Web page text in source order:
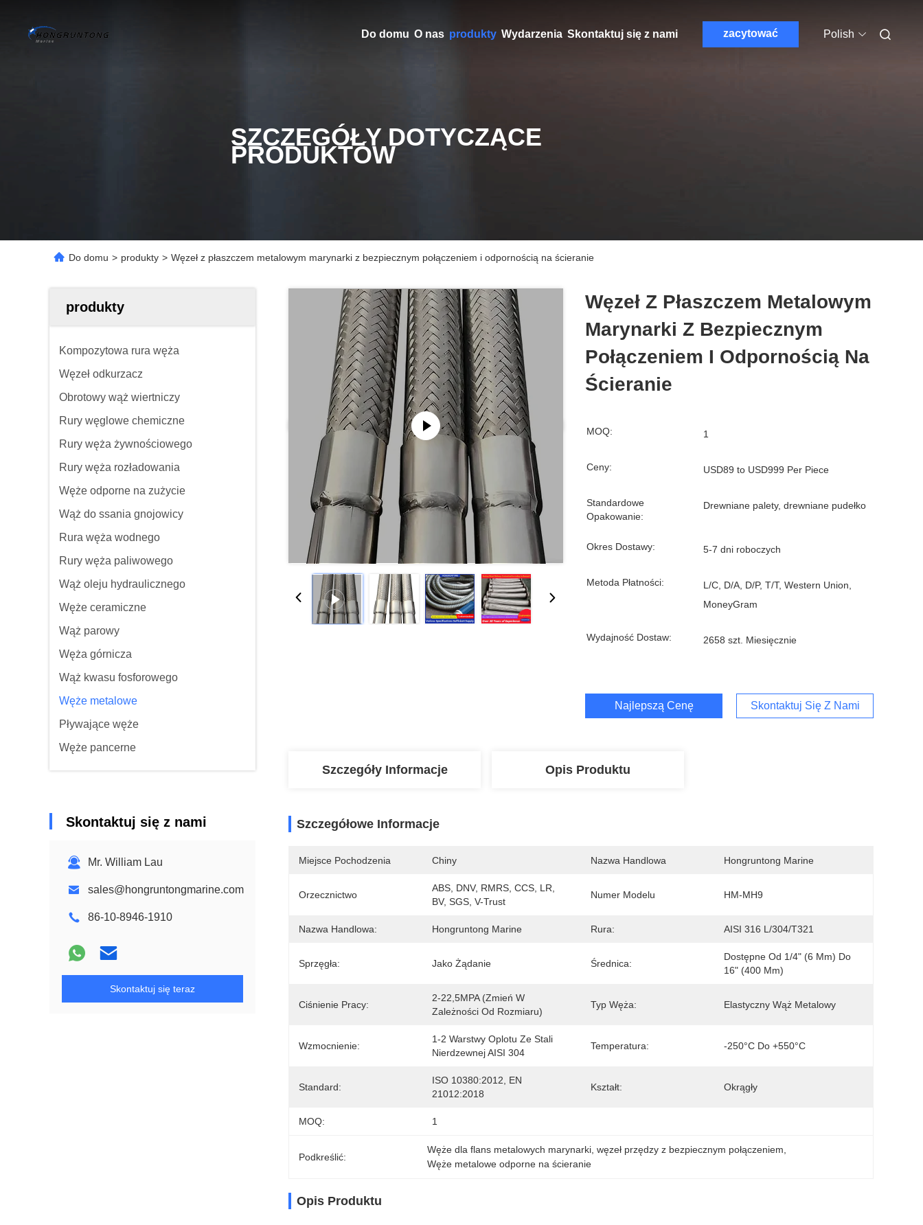
Do domu O nas produkty Wydarzenia Skontaktuj się z nami zacytować Polish
SZCZEGÓŁY DOTYCZĄCE
PRODUKTÓW
Do domu > produkty > Węzeł z płaszczem metalowym marynarki z bezpiecznym połączeniem i odpornością na ścieranie
produkty
Kompozytowa rura węża
Węzeł odkurzacz
Obrotowy wąż wiertniczy
Rury węglowe chemiczne
Rury węża żywnościowego
Rury węża rozładowania
Węże odporne na zużycie
Wąż do ssania gnojowicy
Rura węża wodnego
Rury węża paliwowego
Wąż oleju hydraulicznego
Węże ceramiczne
Wąż parowy
Węża górnicza
Wąż kwasu fosforowego
Węże metalowe
Pływające węże
Węże pancerne
Skontaktuj się z nami
Mr. William Lau
sales@hongruntongmarine.com
86-10-8946-1910
Skontaktuj się teraz
Węzeł Z Płaszczem Metalowym
Marynarki Z Bezpiecznym
Połączeniem I Odpornością Na
Ścieranie
MOQ: 1
Ceny: USD89 to USD999 Per Piece
Standardowe
Opakowanie:
Drewniane palety, drewniane pudełko
Okres Dostawy: 5-7 dni roboczych
Metoda Płatności:
L/C, D/A, D/P, T/T, Western Union,
MoneyGram
Wydajność Dostaw: 2658 szt. Miesięcznie
Najlepszą Cenę Skontaktuj Się Z Nami
Szczegóły Informacje Opis Produktu
Szczegółowe Informacje
Miejsce Pochodzenia Chiny Nazwa Handlowa Hongruntong Marine
Orzecznictwo
ABS, DNV, RMRS, CCS, LR,
BV, SGS, V-Trust
Numer Modelu HM-MH9
Nazwa Handlowa: Hongruntong Marine Rura: AISI 316 L/304/T321
Sprzęgła: Jako Żądanie Średnica:
Dostępne Od 1/4" (6 Mm) Do
16" (400 Mm)
Ciśnienie Pracy:
2-22,5MPA (Zmień W
Zależności Od Rozmiaru)
Typ Węża: Elastyczny Wąż Metalowy
Wzmocnienie:
1-2 Warstwy Oplotu Ze Stali
Nierdzewnej AISI 304
Temperatura: -250°C Do +550°C
Standard:
ISO 10380:2012, EN
21012:2018
Kształt: Okrągły
MOQ: 1
Podkreślić:
Węże dla flans metalowych marynarki , węzeł przędzy z bezpiecznym połączeniem
Węże metalowe odporne na ścieranie
Opis Produktu